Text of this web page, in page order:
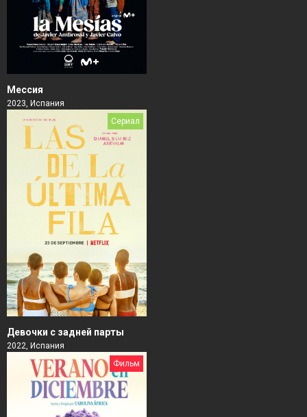
Мессия
2023, Испания
Сериал
Девочки с задней парты
2022, Испания
Фильм